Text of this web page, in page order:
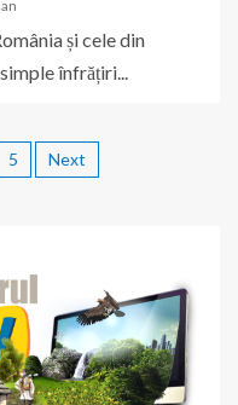
și cele din
înfrățiri...
5 Next